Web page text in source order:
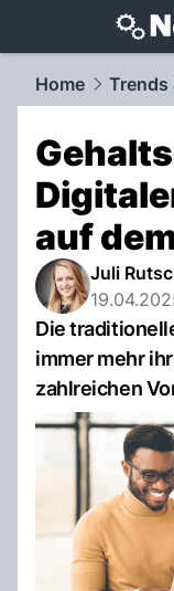
Home Trends
auf
Juli
Die
immer mehr
zahlreichen